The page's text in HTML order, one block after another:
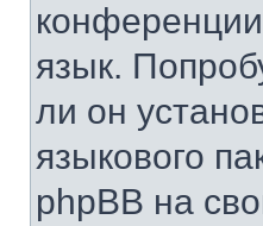
язык.
ли он
языкового
phpBB на